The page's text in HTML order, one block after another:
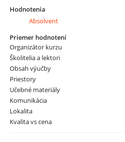
Hodnotenia
Absolvent
Priemer hodnotení
Organizátor kurzu
Školitelia a lektori
Obsah výučby
Priestory
Učebné materiály
Komunikácia
Lokalita
Kvalita vs cena